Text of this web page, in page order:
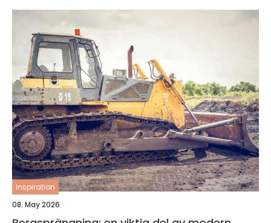
inspiration
08. May 2026